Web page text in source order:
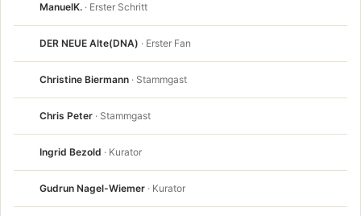
ManuelK. · Erster Schritt
DER NEUE Alte(DNA) · Erster Fan
Christine Biermann · Stammgast
Chris Peter · Stammgast
Ingrid Bezold · Kurator
Gudrun Nagel-Wiemer · Kurator